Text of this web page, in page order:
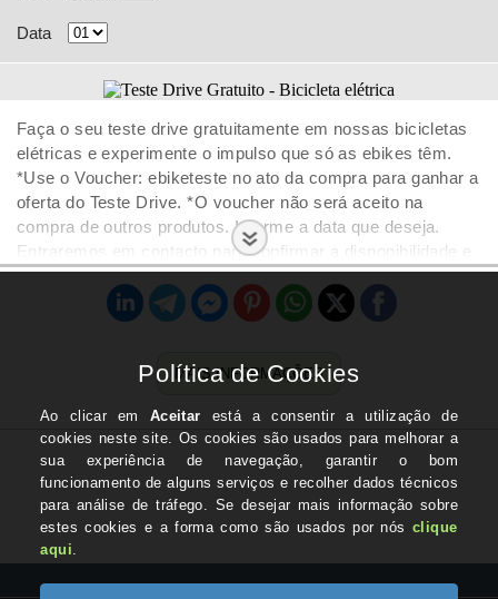
Data
Faça o seu teste drive gratuitamente em nossas bicicletas
elétricas e experimente o impulso que só as ebikes têm.
*Use o Voucher: ebiketeste no ato da compra para ganhar a
oferta do Teste Drive. *O voucher não será aceito na
compra de outros produtos. Informe a data que deseja.
Entraremos em contacto para confirmar a disponibilidade e
marcar o horário.
MAIS INFORMAÇÕES